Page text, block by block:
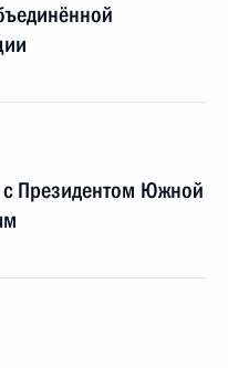
с Президентом Южной